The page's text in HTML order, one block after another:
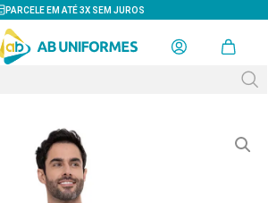
PARCELE EM ATÉ 3X SEM JUROS